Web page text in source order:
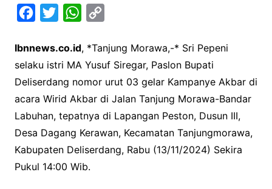
c
e
b
o
o
k
i
t
t
e
r
W
a
t
s
A
p
p
p
y
L
i
n
k
Ibnnews.co.id, *Tanjung Morawa,-* Sri Pepeni
selaku istri MA Yusuf Siregar, Paslon Bupati
Deliserdang nomor urut 03 gelar Kampanye Akbar di
acara Wirid Akbar di Jalan Tanjung Morawa-Bandar
Labuhan, tepatnya di Lapangan Peston, Dusun III,
Desa Dagang Kerawan, Kecamatan Tanjungmorawa,
Kabupaten Deliserdang, Rabu (13/11/2024) Sekira
Pukul 14:00 Wib.